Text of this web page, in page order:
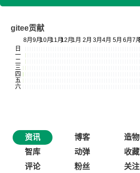
gitee贡献
资讯 博客
造物
智库
动弹
收藏
评论
粉丝 关注